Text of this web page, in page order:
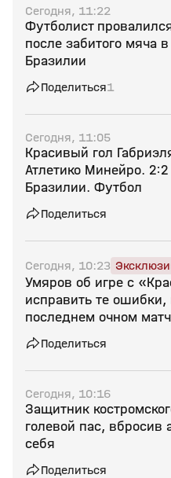
Сегодня, 11:22
Футболист
после забитого мяча
Бразилии
Поделиться1
Сегодня, 11:05
Красивый гол
Атлетико Минейро.
Бразилии. Футбол
Поделиться
Сегодня, 10:23
Умяров об игре с
исправить те
последнем очном
Поделиться
Сегодня, 10:16
Защитник
голевой пас, вбросив
себя
Поделиться